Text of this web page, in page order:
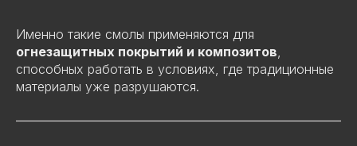
Именно такие смолы применяются для
огнезащитных покрытий и композитов
способных работать в условиях, где традиционные
материалы уже разрушаются.